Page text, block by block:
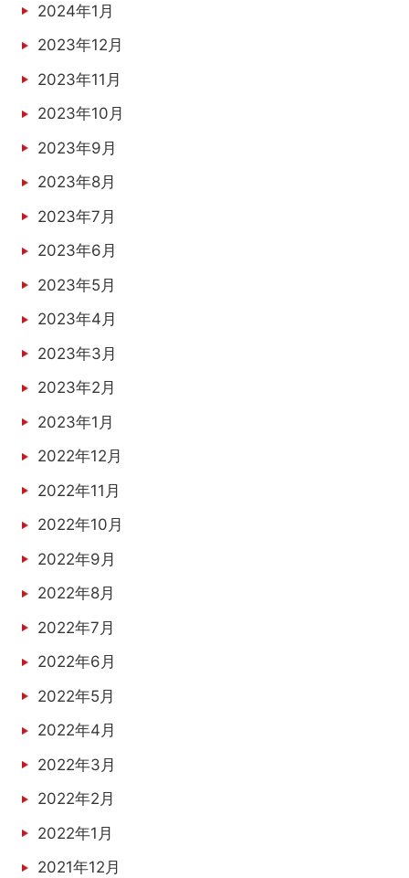
2024年1月
2023年12月
2023年11月
2023年10月
2023年9月
2023年8月
2023年7月
2023年6月
2023年5月
2023年4月
2023年3月
2023年2月
2023年1月
2022年12月
2022年11月
2022年10月
2022年9月
2022年8月
2022年7月
2022年6月
2022年5月
2022年4月
2022年3月
2022年2月
2022年1月
2021年12月